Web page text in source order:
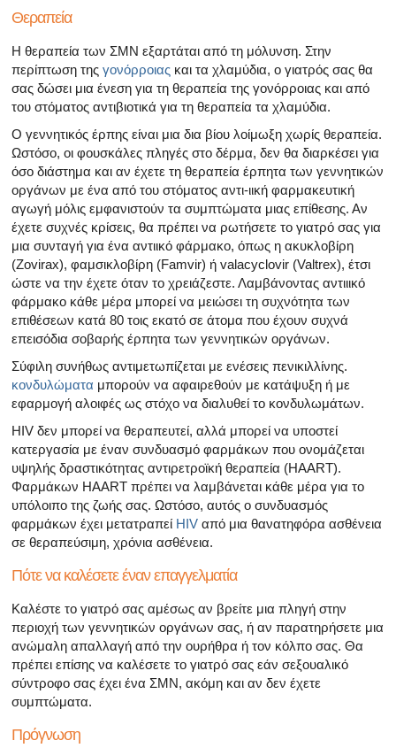
Θεραπεία
Η θεραπεία των ΣΜΝ εξαρτάται από τη μόλυνση. Στην
περίπτωση της γονόρροιας και τα χλαμύδια, ο γιατρός σας θα
σας δώσει μια ένεση για τη θεραπεία της γονόρροιας και από
του στόματος αντιβιοτικά για τη θεραπεία τα χλαμύδια.
Ο γεννητικός έρπης είναι μια δια βίου λοίμωξη χωρίς θεραπεία.
Ωστόσο, οι φουσκάλες πληγές στο δέρμα, δεν θα διαρκέσει για
όσο διάστημα και αν έχετε τη θεραπεία έρπητα των γεννητικών
οργάνων με ένα από του στόματος αντι-ιική φαρμακευτική
αγωγή μόλις εμφανιστούν τα συμπτώματα μιας επίθεσης. Αν
έχετε συχνές κρίσεις, θα πρέπει να ρωτήσετε το γιατρό σας για
μια συνταγή για ένα αντιικό φάρμακο, όπως η ακυκλοβίρη
(Zovirax), φαμσικλοβίρη (Famvir) ή valacyclovir (Valtrex), έτσι
ώστε να την έχετε όταν το χρειάζεστε. Λαμβάνοντας αντιιικό
φάρμακο κάθε μέρα μπορεί να μειώσει τη συχνότητα των
επιθέσεων κατά 80 τοις εκατό σε άτομα που έχουν συχνά
επεισόδια σοβαρής έρπητα των γεννητικών οργάνων.
Σύφιλη συνήθως αντιμετωπίζεται με ενέσεις πενικιλλίνης.
κονδυλώματα μπορούν να αφαιρεθούν με κατάψυξη ή με
εφαρμογή αλοιφές ως στόχο να διαλυθεί το κονδυλωμάτων.
HIV δεν μπορεί να θεραπευτεί, αλλά μπορεί να υποστεί
κατεργασία με έναν συνδυασμό φαρμάκων που ονομάζεται
υψηλής δραστικότητας αντιρετροϊκή θεραπεία (HAART).
Φαρμάκων HAART πρέπει να λαμβάνεται κάθε μέρα για το
υπόλοιπο της ζωής σας. Ωστόσο, αυτός ο συνδυασμός
φαρμάκων έχει μετατραπεί HIV από μια θανατηφόρα ασθένεια
σε θεραπεύσιμη, χρόνια ασθένεια.
Πότε να καλέσετε έναν επαγγελματία
Καλέστε το γιατρό σας αμέσως αν βρείτε μια πληγή στην
περιοχή των γεννητικών οργάνων σας, ή αν παρατηρήσετε μια
ανώμαλη απαλλαγή από την ουρήθρα ή τον κόλπο σας. Θα
πρέπει επίσης να καλέσετε το γιατρό σας εάν σεξουαλικό
σύντροφο σας έχει ένα ΣΜΝ, ακόμη και αν δεν έχετε
συμπτώματα.
Πρόγνωση